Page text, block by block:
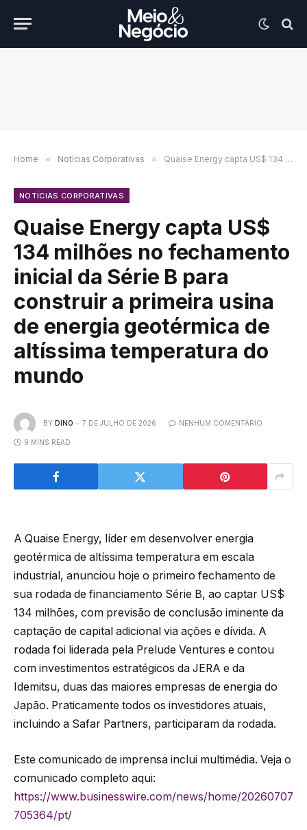
Home » Notícias Corporativas » Quaise Energy capta US$ 134 milhões no fechamento inicial da Série B para construir a primeira usina de energia geotérmica de altíssima temperatura do mundo
NOTÍCIAS CORPORATIVAS
Quaise Energy capta US$
134 milhões no fechamento
inicial da Série B para
construir a primeira usina
de energia geotérmica de
altíssima temperatura do
mundo
BY DINO 7 DE JULHO DE 2026 NENHUM COMENTÁRIO
9 MINS READ
A Quaise Energy, líder em desenvolver energia
geotérmica de altíssima temperatura em escala
industrial, anunciou hoje o primeiro fechamento de
sua rodada de financiamento Série B, ao captar US$
134 milhões, com previsão de conclusão iminente da
captação de capital adicional via ações e dívida. A
rodada foi liderada pela Prelude Ventures e contou
com investimentos estratégicos da JERA e da
Idemitsu, duas das maiores empresas de energia do
Japão. Praticamente todos os investidores atuais,
incluindo a Safar Partners, participaram da rodada.
Este comunicado de imprensa inclui multimédia. Veja o
comunicado completo aqui:
https://www.businesswire.com/news/home/20260707
705364/pt/